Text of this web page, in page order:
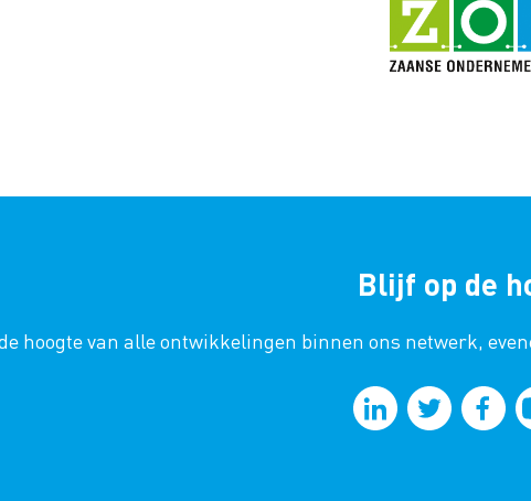
Blijf op de
hoogte van alle ontwikkelingen binnen ons netwerk,